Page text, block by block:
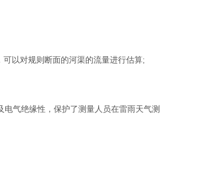
以对规则断面的河渠的流量进行估算;
气绝缘性，保护了测量人员在雷雨天气测